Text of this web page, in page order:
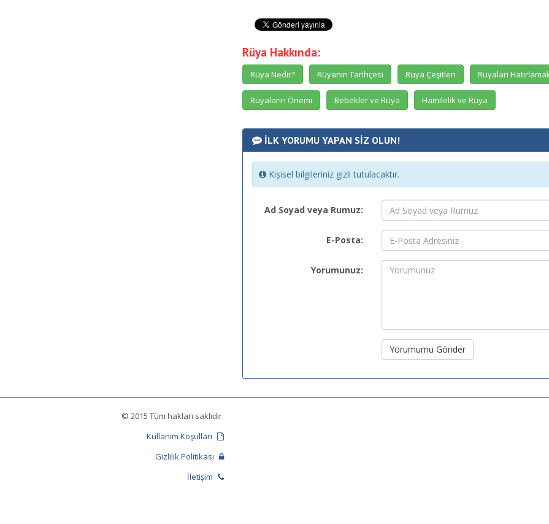
Rüya Hakkında:
Rüya Nedir? Rüyanın Tarihçesi Rüya Çeşitleri Rüyaları
Rüyaların Önemi Bebekler ve Rüya Hamilelik ve Rüya
İLK YORUMU YAPAN SİZ OLUN!
Kişisel bilgileriniz gizli tutulacaktır.
Ad Soyad veya Rumuz:
E-Posta:
Yorumunuz:
Yorumumu Gönder
© 2015 Tüm hakları saklıdır.
Kullanım Koşulları
Gizlilik Politikası
İletişim